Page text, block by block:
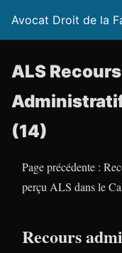
Avocat Droit de la
ALS
(14)
Page précédente :
perçu ALS dans le
Recours